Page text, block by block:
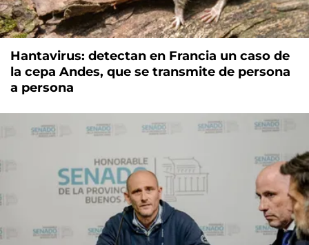
Hantavirus: detectan en Francia un caso de
la cepa Andes, que se transmite de persona
a persona